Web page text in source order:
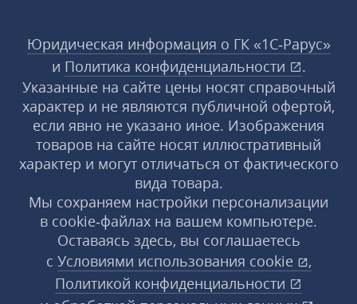
Юридическая информация о ГК «1С‑Рарус»
и Политика конфиденциальности
.
Указанные на сайте цены носят справочный
характер и не являются публичной офертой,
если явно не указано иное. Изображения
товаров на сайте носят иллюстративный
характер и могут отличаться от фактического
вида товара.
Мы сохраняем настройки персонализации
в cookie‑файлах на вашем компьютере.
Оставаясь здесь, вы соглашаетесь
с Условиями использования cookie
,
Политикой конфиденциальности